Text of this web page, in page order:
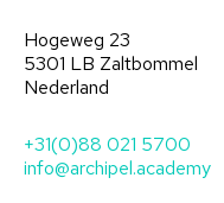
Hogeweg 23
5301 LB Zaltbommel
Nederland
+31(0)88 021 5700
info@archipel.academy